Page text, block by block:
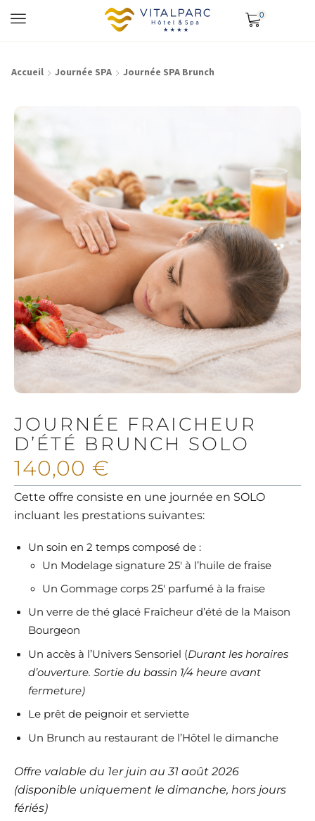
0
Accueil Journée SPA Journée SPA Brunch
JOURNÉE FRAICHEUR
D’ÉTÉ BRUNCH SOLO
140,00 €
Cette offre consiste en une journée en SOLO
incluant les prestations suivantes:
Un soin en 2 temps composé de :
Un Modelage signature 25′ à l’huile de fraise
Un Gommage corps 25′ parfumé à la fraise
Un verre de thé glacé Fraîcheur d’été de la Maison
Bourgeon
Un accès à l’Univers Sensoriel (Durant les horaires
d’ouverture. Sortie du bassin 1/4 heure avant
fermeture)
Le prêt de peignoir et serviette
Un Brunch au restaurant de l’Hôtel le dimanche
Offre valable du 1er juin au 31 août 2026
(disponible uniquement le dimanche, hors jours
fériés)